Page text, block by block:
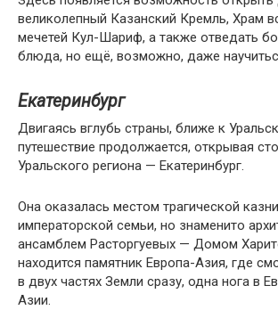
великолепный Казанский Кремль, Храм
мечетей Кул-Шариф, а также отведать
блюда, но ещё, возможно, даже
Екатеринбург
Двигаясь вглубь страны, ближе к
путешествие продолжается, открывая
Уральского региона — Екатеринбург.
Она оказалась местом трагической
императорской семьи, но знаменито
ансамблем Расторгуевых — Домом
находится памятник Европа-Азия, где
в двух частях Земли сразу, одна нога в
Азии.